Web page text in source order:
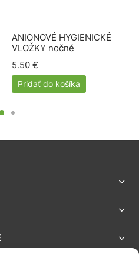
ANIONOVÉ HYGIENICKÉ
VLOŽKY nočné
5.50 €
Pridať do košíka